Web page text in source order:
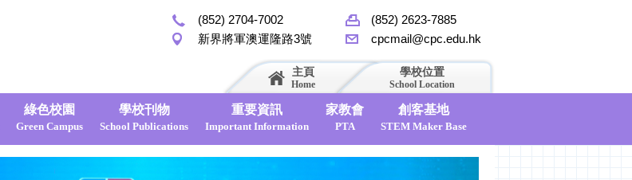
(852) 2623-7885
(852) 2704-7002
cpcmail@cpc.edu.hk
新界將軍澳運隆路3號
學校位置
School Location
主頁
Home
綠色校園
Green Campus
學校刊物
School Publications
重要資訊
Important Information
家教會
PTA
創客基地
STEM Maker Base